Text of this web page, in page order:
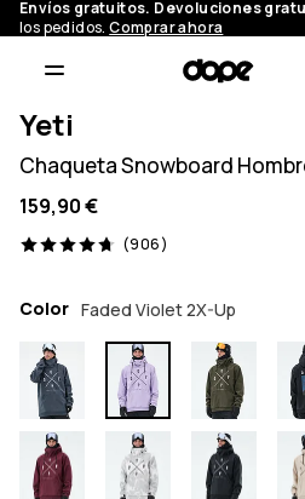
Envíos gratuitos. Devoluciones
los pedidos.Comprar ahora
Yeti
Chaqueta Snowboard
159,90 €
(906)
906 opiniones, 4.7/5
Color Faded Violet 2X-Up